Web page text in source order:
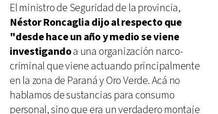
El ministro de Seguridad de la provincia,
Néstor Roncaglia dijo al respecto que
"desde hace un año y medio se viene
investigandoa una organización narco-
criminal que viene actuando principalmente
en la zona de Paraná y Oro Verde. Acá no
hablamos de sustancias para consumo
personal, sino que era un verdadero montaje